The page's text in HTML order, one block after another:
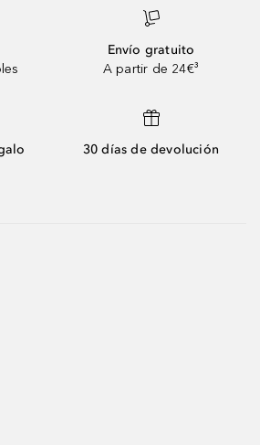
Envío gratuito
A partir de 24€³
30 días de devolución